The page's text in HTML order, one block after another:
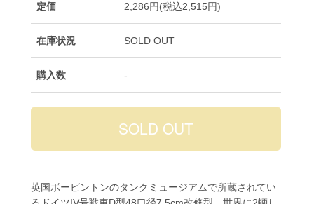
定価 2,286円(税込2,515円)
在庫状況 SOLD OUT
購入数 -
英国ボービントンのタンクミュージアムで所蔵されてい